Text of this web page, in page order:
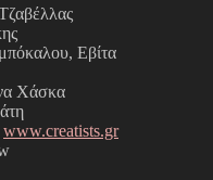
Εβίτα
Χάσκα
www.creatists.gr